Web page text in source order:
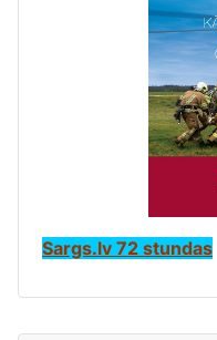
Sargs.lv 72 stundas